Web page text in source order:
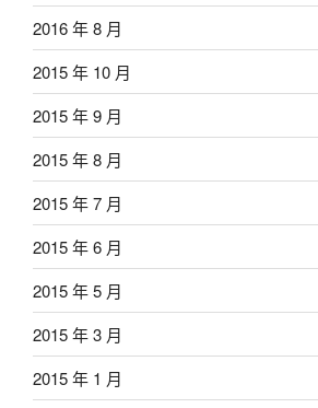
2016 年 8 月
2015 年 10 月
2015 年 9 月
2015 年 8 月
2015 年 7 月
2015 年 6 月
2015 年 5 月
2015 年 3 月
2015 年 1 月